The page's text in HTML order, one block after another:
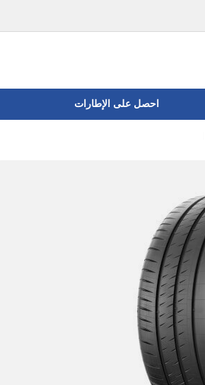
احصل على الإطارات